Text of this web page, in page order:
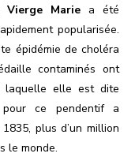
Marie a été
popularisée.
épidémie de choléra
contaminés ont
laquelle elle est dite
ce pendentif a
plus d’un million
le monde.